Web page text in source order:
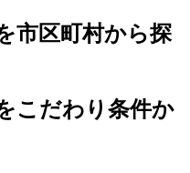
市区町村から探
こだわり条件か